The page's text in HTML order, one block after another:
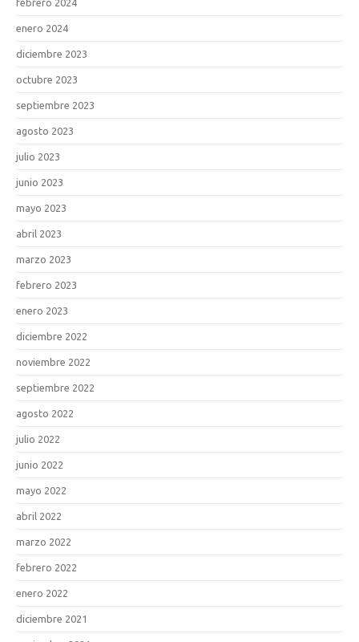
enero 2024
diciembre 2023
octubre 2023
septiembre 2023
agosto 2023
julio 2023
junio 2023
mayo 2023
abril 2023
marzo 2023
febrero 2023
enero 2023
diciembre 2022
noviembre 2022
septiembre 2022
agosto 2022
julio 2022
junio 2022
mayo 2022
abril 2022
marzo 2022
febrero 2022
enero 2022
diciembre 2021